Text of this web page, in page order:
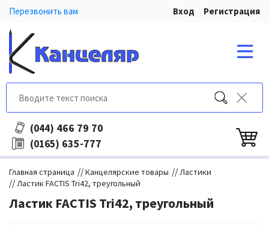
Перезвонить вам Вход Регистрация
(044) 466 79 70
(0165) 635-777
Главная страница //Канцелярские товары //Ластики
//Ластик FACTIS Tri42, треугольный
Ластик FACTIS Tri42, треугольный